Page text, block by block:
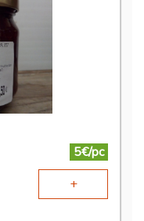
5€/pc
+